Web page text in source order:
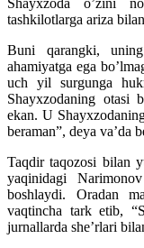
Shayxzoda o’zini
tashkilotlarga ariza
Buni qarangki,
ahamiyatga ega
uch yil surgunga
Shayxzodaning otasi
ekan. U
beraman”, deya va’da
Taqdir taqozosi bilan
yaqinidagi
boshlaydi. Oradan
vaqtincha tark etib,
jurnallarda she’rlari